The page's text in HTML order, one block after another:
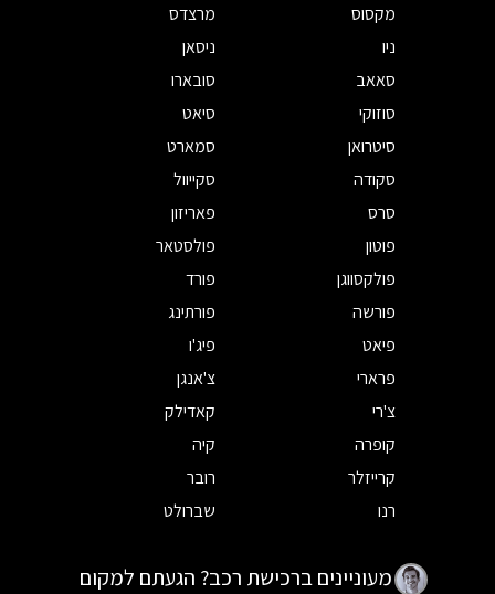
מקסוס
מרצדס
ניו
ניסאן
סאאב
סובארו
סוזוקי
סיאט
סיטרואן
סמארט
סקודה
סקייוול
סרס
פאריזון
פוטון
פולסטאר
פולקסווגן
פורד
פורשה
פורתינג
פיאט
פיג'ו
פרארי
צ'אנגן
צ'רי
קאדילק
קופרה
קיה
קרייזלר
רובר
רנו
שברולט
מעוניינים ברכישת רכב? הגעתם למקום